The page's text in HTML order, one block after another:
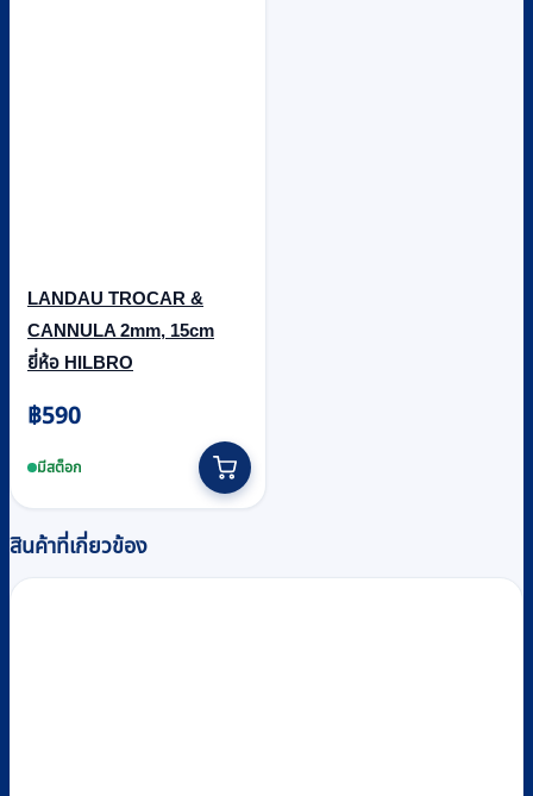
LANDAU TROCAR &
CANNULA 2mm, 15cm
ยี่ห้อ HILBRO
฿590
มีสต็อก
สินค้าที่เกี่ยวข้อง